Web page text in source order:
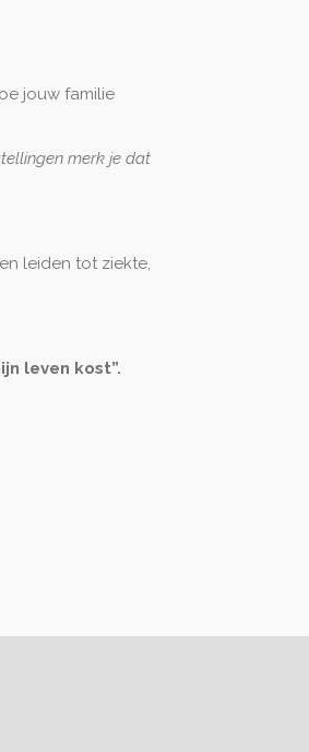
jouw familie
merk je dat
leiden tot ziekte,
leven kost”.